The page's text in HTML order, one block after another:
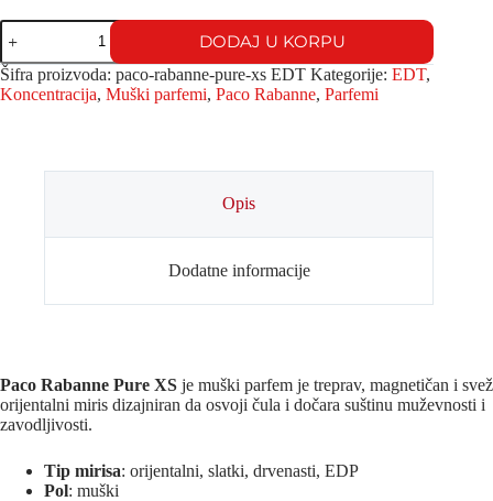
DODAJ U KORPU
Šifra proizvoda: paco-rabanne-pure-xs EDT Kategorije: EDT,
Koncentracija, Muški parfemi, Paco Rabanne, Parfemi
Opis
Dodatne informacije
Paco Rabanne Pure XS je muški parfem je treprav, magnetičan i svež
orijentalni miris dizajniran da osvoji čula i dočara suštinu muževnosti i
zavodljivosti.
Tip mirisa: orijentalni, slatki, drvenasti, EDP
Pol: muški